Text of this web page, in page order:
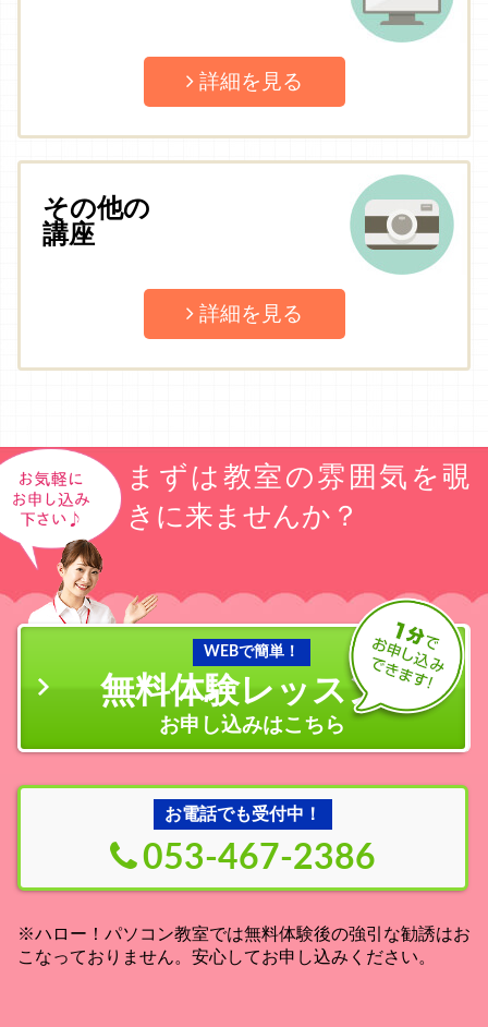
詳細を見る
その他の
講座
詳細を見る
まずは教室の雰囲気を覗
きに来ませんか？
WEBで簡単！
無料体験レッスン
お申し込みはこちら
お電話でも受付中！
053-467-2386
※ハロー！パソコン教室では無料体験後の強引な勧誘はお
こなっておりません。安心してお申し込みください。